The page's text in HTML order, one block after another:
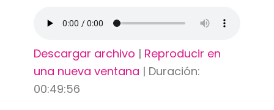
Descargar archivo | Reproducir en
una nueva ventana | Duración:
00:49:56